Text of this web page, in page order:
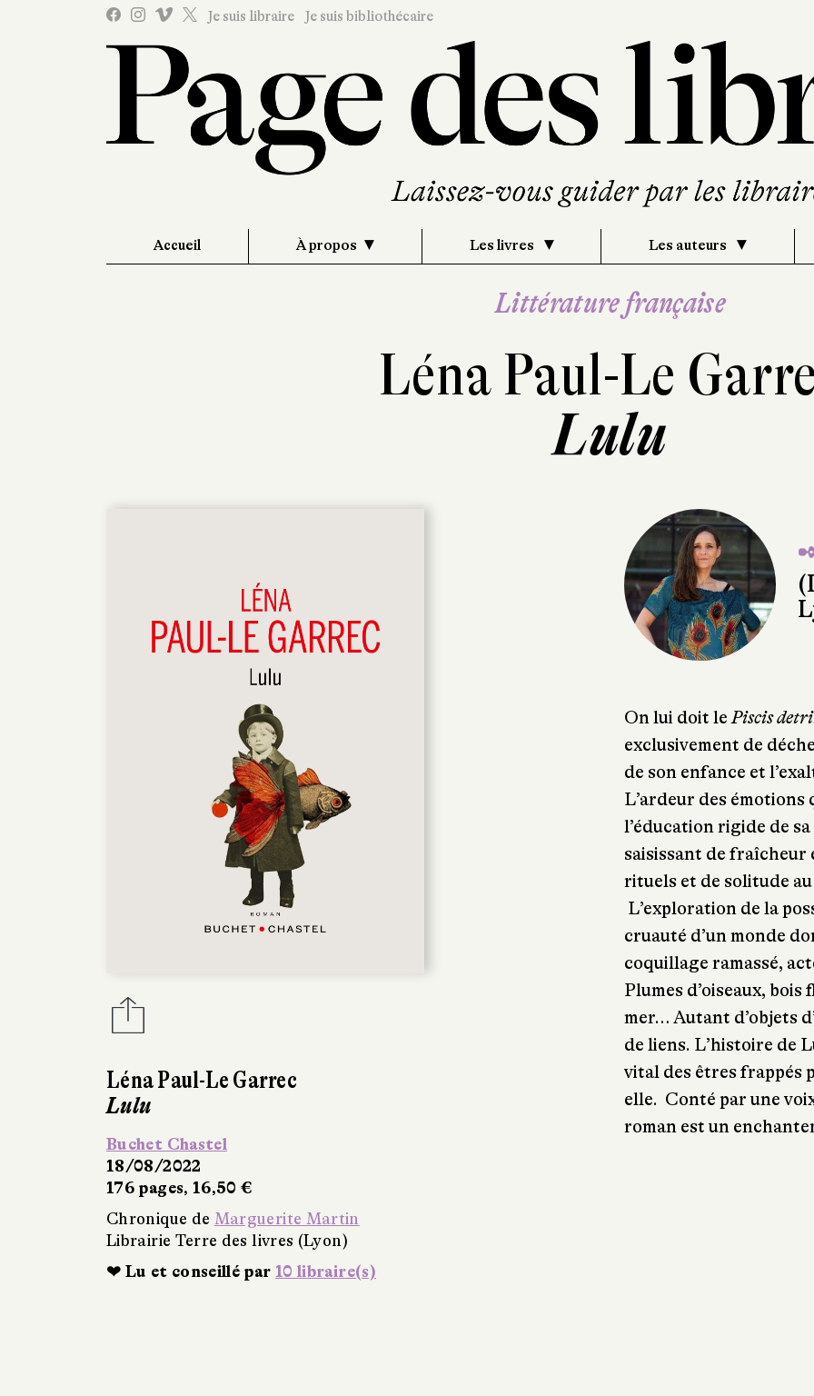
Je suis libraire Je suis bibliothécaire
Accueil À propos Les livres Les auteurs
Littérature française
Léna Paul-Le
Lulu
Léna Paul-Le Garrec
Lulu
Buchet Chastel
18/08/2022
176 pages, 16,50 €
Chronique de Marguerite Martin
Librairie Terre des livres (Lyon)
❤ Lu et conseillé par 10 libraire(s)
On lui doit lePiscis
exclusivement de
de son enfance et
L’ardeur des
l’éducation rigide de
saisissant de fraîcheur
rituels et de solitude
L’exploration de la
cruauté d’un monde
coquillage ramassé,
Plumes d’oiseaux,
mer… Autant d’objets
de liens. L’histoire de
vital des êtres frappés
elle. Conté par une
roman est un